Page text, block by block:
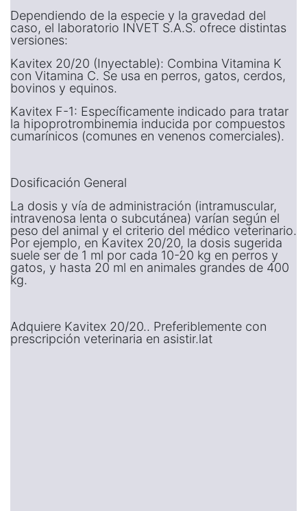
Dependiendo de la especie y la gravedad del
caso, el laboratorio INVET S.A.S. ofrece distintas
versiones:
Kavitex 20/20 (Inyectable): Combina Vitamina K
con Vitamina C. Se usa en perros, gatos, cerdos,
bovinos y equinos.
Kavitex F-1: Específicamente indicado para tratar
la hipoprotrombinemia inducida por compuestos
cumarínicos (comunes en venenos comerciales).
Dosificación General
La dosis y vía de administración (intramuscular,
intravenosa lenta o subcutánea) varían según el
peso del animal y el criterio del médico veterinario.
Por ejemplo, en Kavitex 20/20, la dosis sugerida
suele ser de 1 ml por cada 10-20 kg en perros y
gatos, y hasta 20 ml en animales grandes de 400
kg.
Adquiere Kavitex 20/20.. Preferiblemente con
prescripción veterinaria en asistir.lat